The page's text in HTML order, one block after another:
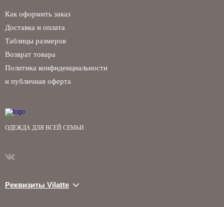
ОДЕЖДА ДЛЯ ВСЕЙ СЕМЬИ
Реквизиты Vilatte
Как оформить заказ
Доставка и оплата
Таблицы размеров
Возврат товара
Политика конфиденциальности
и публичная оферта